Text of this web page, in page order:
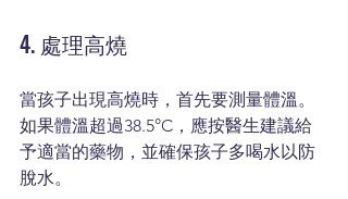
4. 處理高燒
當孩子出現高燒時，首先要測量體溫。
如果體溫超過38.5°C，應按醫生建議給
予適當的藥物，並確保孩子多喝水以防
脫水。